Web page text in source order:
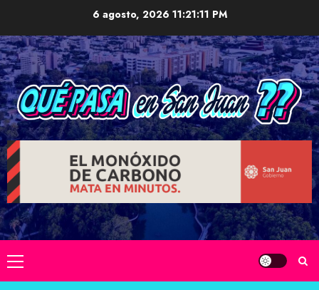
content
6 agosto, 2026 11:21:11 PM
Primary
Menu